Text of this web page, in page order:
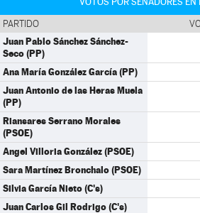
PARTIDO
Juan Pablo Sánchez Sánchez-
Seco (PP)
Ana María González García (PP)
Juan Antonio de las Heras Muela
(PP)
Riansares Serrano Morales
(PSOE)
Angel Villoria González (PSOE)
Sara Martínez Bronchalo (PSOE)
Silvia García Nieto (C's)
Juan Carlos Gil Rodrigo (C's)